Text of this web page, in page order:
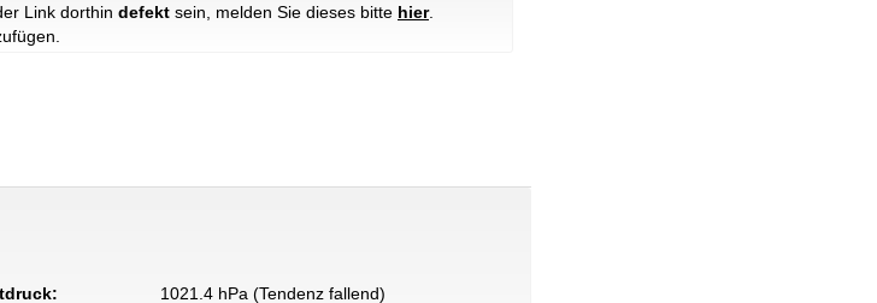
Link dorthin defekt sein, melden Sie dieses bitte hier.
1021.4 hPa (Tendenz fallend)